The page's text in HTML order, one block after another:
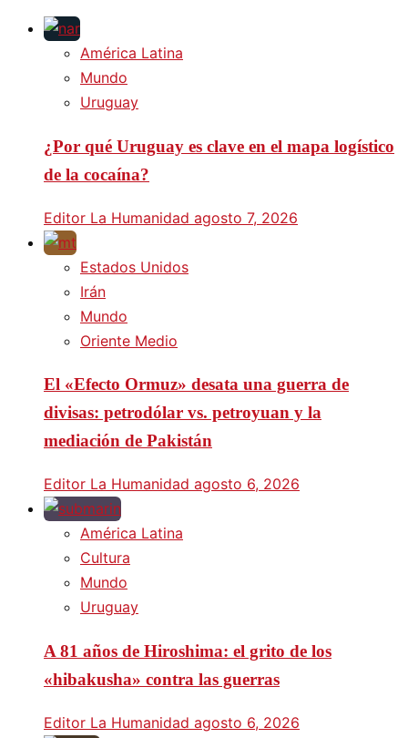
América Latina
Mundo
Uruguay
¿Por qué Uruguay es clave en el mapa logístico
de la cocaína?
Editor La Humanidad agosto 7, 2026
Estados Unidos
Irán
Mundo
Oriente Medio
El «Efecto Ormuz» desata una guerra de
divisas: petrodólar vs. petroyuan y la
mediación de Pakistán
Editor La Humanidad agosto 6, 2026
América Latina
Cultura
Mundo
Uruguay
A 81 años de Hiroshima: el grito de los
«hibakusha» contra las guerras
Editor La Humanidad agosto 6, 2026